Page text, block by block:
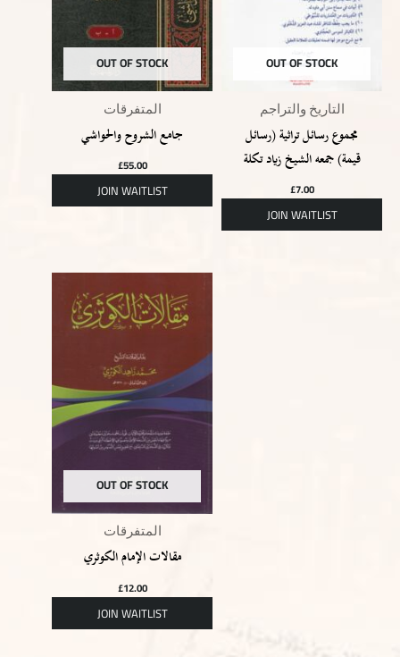
OUT OF STOCK
المتفرقات
جامع الشروح والحواشي
£55.00
OUT OF STOCK
التاريخ والتراجم
مجموع رسائل تراثية (رسائل
قيمة) جمعه الشيخ زياد تكلة
£7.00
OUT OF STOCK
المتفرقات
مقالات الإمام الكوثري
£12.00